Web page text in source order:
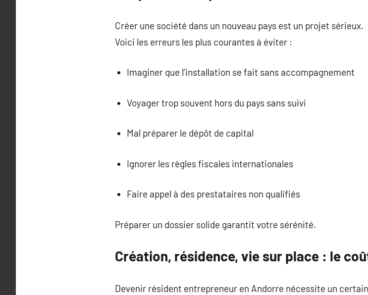
Créer une société dans un nouveau pays est un projet sérieux.
Voici les erreurs les plus courantes à éviter :
Imaginer que l’installation se fait sans accompagnement
Voyager trop souvent hors du pays sans suivi
Mal préparer le dépôt de capital
Ignorer les règles fiscales internationales
Faire appel à des prestataires non qualifiés
Préparer un dossier solide garantit votre sérénité.
Création, résidence, vie sur place : le
Devenir résident entrepreneur en Andorre nécessite un